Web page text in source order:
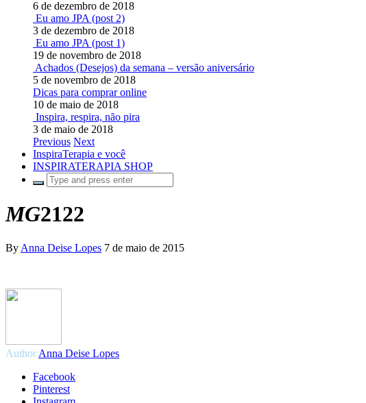
6 de dezembro de 2018
Eu amo JPA (post 2)
3 de dezembro de 2018
Eu amo JPA (post 1)
19 de novembro de 2018
Achados (Desejos) da semana – versão aniversário
5 de novembro de 2018
Dicas para comprar online
10 de maio de 2018
Inspira, respira, não pira
3 de maio de 2018
Previous Next
InspiraTerapia e você
INSPIRATERAPIA SHOP
MG2122
By Anna Deise Lopes 7 de maio de 2015
Author Anna Deise Lopes
Facebook
Pinterest